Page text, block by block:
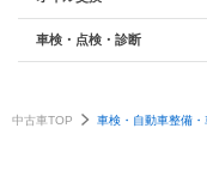
車検・点検・診断
中古車TOP 車検・自動車整備・